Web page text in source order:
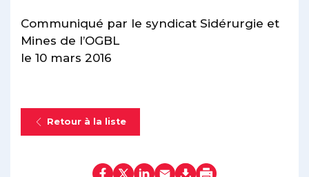
Communiqué par le syndicat Sidérurgie et
Mines de l’OGBL
le 10 mars 2016
Retour à la liste